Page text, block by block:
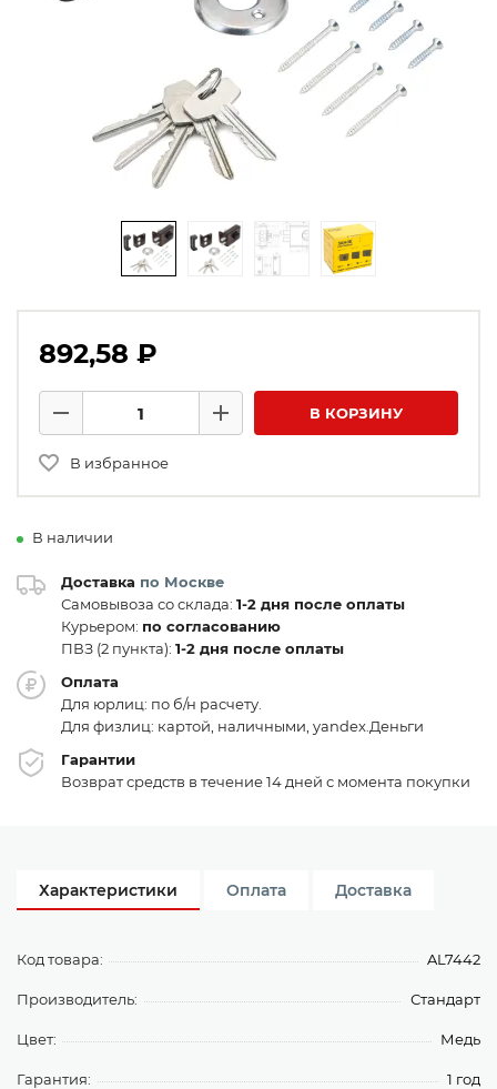
892,58 ₽
Минус
Плюс В КОРЗИНУ
В избранное
В наличии
Доставка по Москве
Самовывоза со склада: 1-2 дня после оплаты
Курьером: по согласованию
ПВЗ (2 пункта): 1-2 дня после оплаты
Оплата
Для юрлиц: по б/н расчету.
Для физлиц: картой, наличными, yandex.Деньги
Гарантии
Возврат средств в течение 14 дней с момента покупки
Характеристики Оплата Доставка
Код товара: AL7442
Производитель: Стандарт
Цвет: Медь
Гарантия: 1 год